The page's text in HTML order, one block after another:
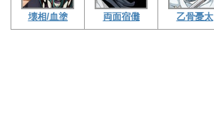
壊相/血塗 両面宿儺 乙骨憂太